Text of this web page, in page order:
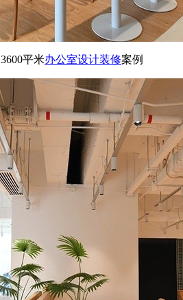
3600平米办公室设计装修案例